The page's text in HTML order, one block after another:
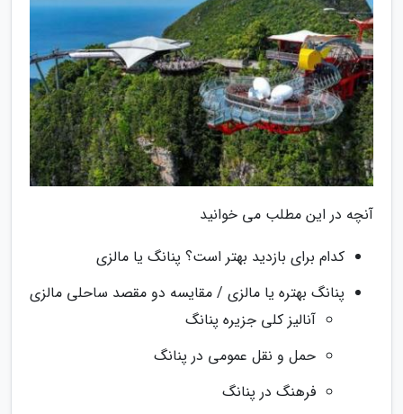
آنچه در این مطلب می خوانید
کدام برای بازدید بهتر است؟ پنانگ یا مالزی
پنانگ بهتره یا مالزی / مقایسه دو مقصد ساحلی مالزی
آنالیز کلی جزیره پنانگ
حمل و نقل عمومی در پنانگ
فرهنگ در پنانگ